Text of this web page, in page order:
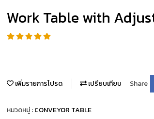
Work Table with
เพิ่มรายการโปรด เปรียบเทียบ Share
หมวดหมู่ :CONVEYOR TABLE